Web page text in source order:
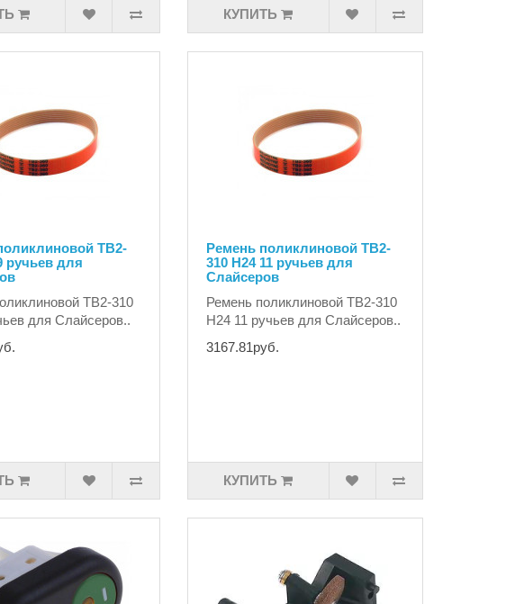
КУПИТЬ
TB2-
ручьев для
TB2-310
для Слайсеров..
Ремень поликлиновой TB2-
310 H24 11 ручьев для
Слайсеров
Ремень поликлиновой TB2-310
H24 11 ручьев для Слайсеров..
3167.81руб.
КУПИТЬ